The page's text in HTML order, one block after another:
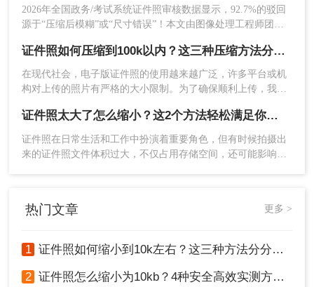
5、压缩完成点击下载即可。
注意：上传照片前，确保照片清晰、无水印等干扰
因素。
方法三：使用综合图片编辑软件
综合图片编辑软件集成了裁剪、旋转、压缩等多种
证照片的压缩。
缺点：相对于专业图像编辑软件，可能在某些
2026年全国政务/考试系统证件照审核数据显示，92.7%的驳回
源于“压缩后模糊”或“尺寸错误”！本文由图像处理工程师团队
转转大师在线工具 / GIMP 3.0），精准拆解4种合规压缩路径，
严格遵循《电子证件照技术规范V4.1》，附标准参数+清晰度
验证法，助你一次通过审核！
证件照如何压缩到100k以内？这三种压缩方法分享给你！
在现代社会，电子版证件照的使用越来越广泛，许多平台或机
构对上传的照片有严格的大小限制。为了确保顺利上传，我们
内呢？本文将介绍三种将证件照压缩到100K以内的方法，帮助
您轻松实现这一目标。
证件照太大了怎么缩小？这2个方法轻松满足你的需求 ！
证件照在日常生活和工作中扮演着重要角色，但有时候拍摄出
来的证件照文件体积过大，不仅占用存储空间，还可能影响上
热门文章 更多 >
1 证件照如何缩小到10k左右？这三种方法分分钟解决！
2 证件照怎么缩小为10kb？4种安全高效实测方法（附清晰度保障指南）